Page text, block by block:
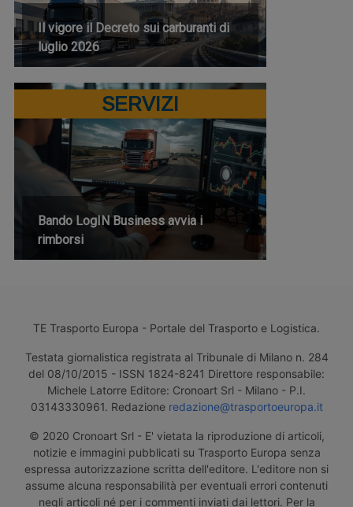
Il vigore il Decreto sui carburanti di
luglio 2026
SERVIZI
Bando LogIN Business avvia i
rimborsi
TE Trasporto Europa - Portale del Trasporto e Logistica.
Testata giornalistica registrata al Tribunale di Milano n. 284
del 08/10/2015 - ISSN 1824-8241 Direttore responsabile:
Michele Latorre Editore: Cronoart Srl - Milano - P.I.
03143330961. Redazione redazione@trasportoeuropa.it
© 2020 Cronoart Srl - E' vietata la riproduzione di articoli,
notizie e immagini pubblicati su Trasporto Europa senza
espressa autorizzazione scritta dell'editore. L'editore non si
assume alcuna responsabilità per eventuali errori contenuti
negli articoli né per i commenti inviati dai lettori. Per la